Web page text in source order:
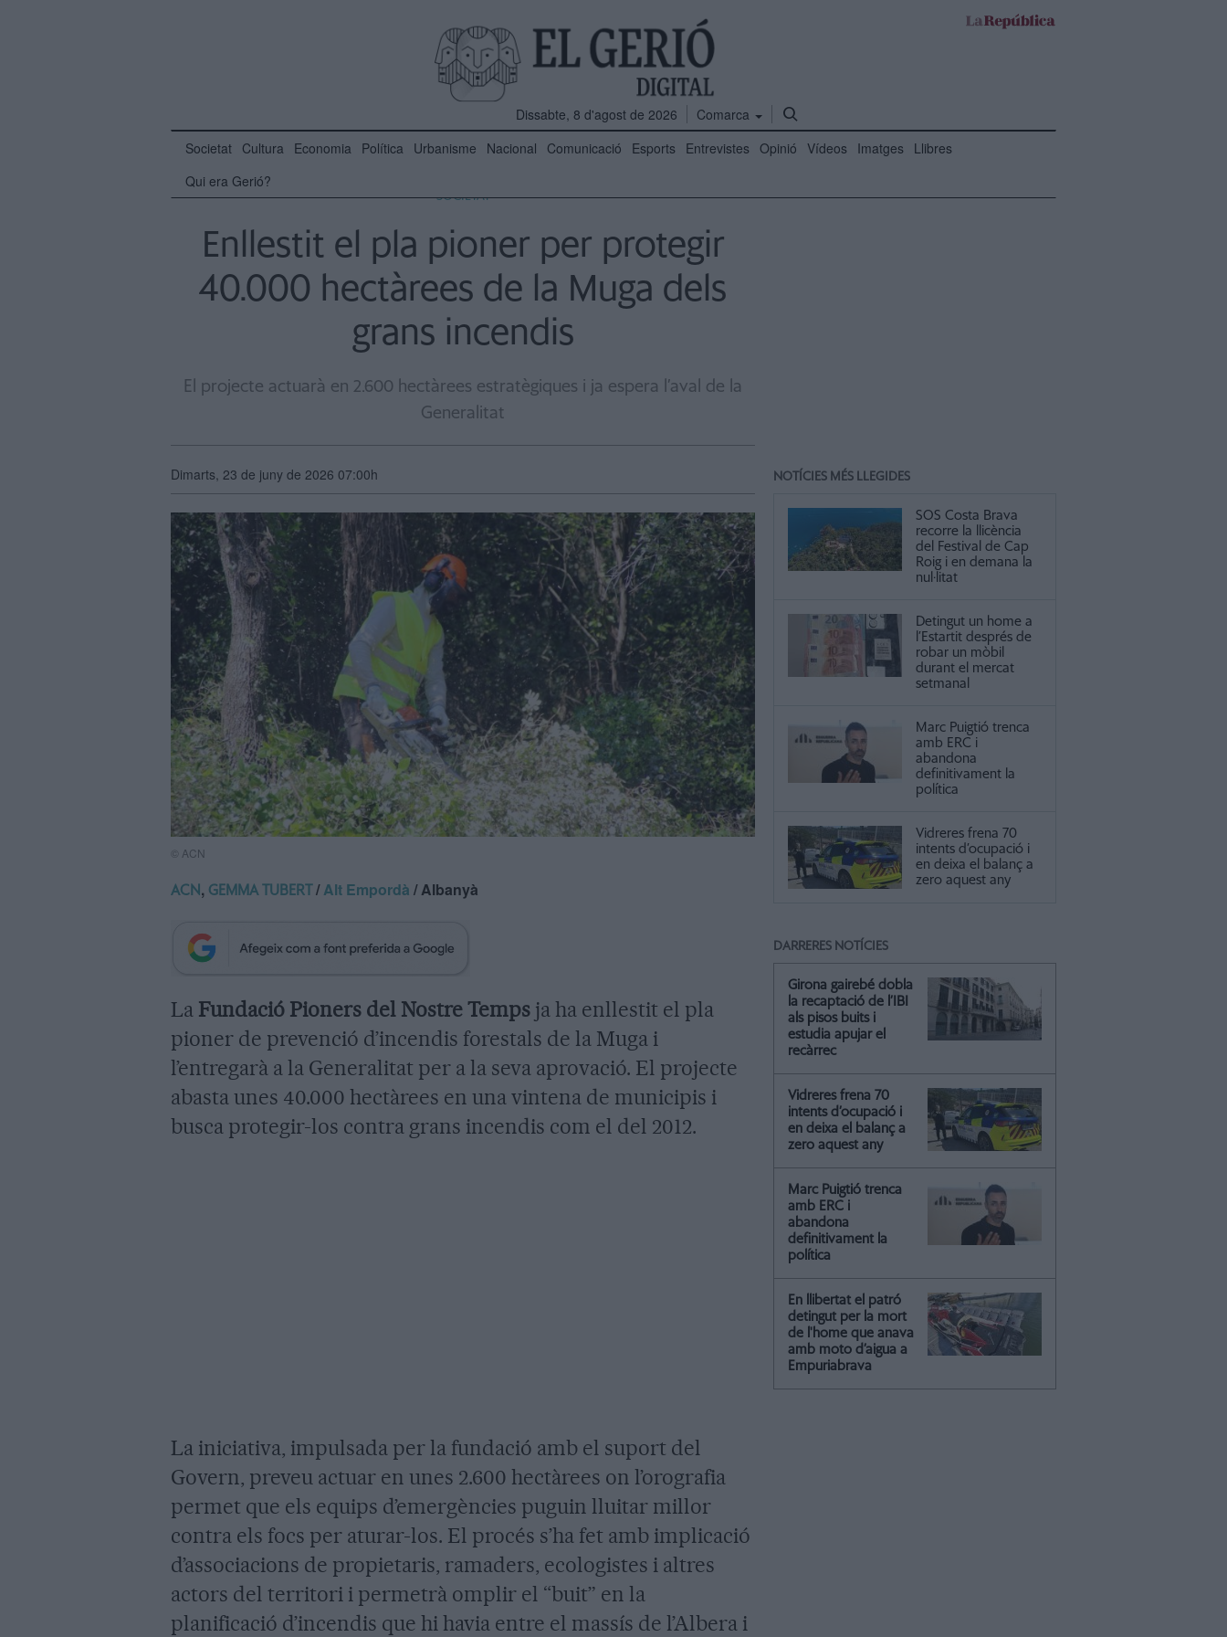
Dissabte, 8 d'agost de 2026
Comarca
Societat Cultura Economia Política Urbanisme Nacional Comunicació Esports Entrevistes Opinió Vídeos Imatges Llibres
Qui era Gerió?
SOCIETAT
Enllestit el pla pioner per protegir
40.000 hectàrees de la Muga dels
grans incendis
El projecte actuarà en 2.600 hectàrees estratègiques i ja espera l’aval de la
Generalitat
Dimarts, 23 de juny de 2026 07:00h
© ACN
ACN , GEMMA TUBERT /Alt Empordà / Albanyà
La Fundació Pioners del Nostre Temps ja ha enllestit el pla
pioner de prevenció d’incendis forestals de la Muga i
l’entregarà a la Generalitat per a la seva aprovació. El projecte
abasta unes 40.000 hectàrees en una vintena de municipis i
busca protegir-los contra grans incendis com el del 2012.
La iniciativa, impulsada per la fundació amb el suport del
Govern, preveu actuar en unes 2.600 hectàrees on l’orografia
permet que els equips d’emergències puguin lluitar millor
contra els focs per aturar-los. El procés s’ha fet amb implicació
d’associacions de propietaris, ramaders, ecologistes i altres
actors del territori i permetrà omplir el “buit” en la
planificació d’incendis que hi havia entre el massís de l’Albera i
NOTÍCIES MÉS LLEGIDES
SOS Costa Brava
recorre la llicència
del Festival de Cap
Roig i en demana la
nul·litat
Detingut un home a
l’Estartit després de
robar un mòbil
durant el mercat
setmanal
Marc Puigtió trenca
amb ERC i
abandona
definitivament la
política
Vidreres frena 70
intents d’ocupació i
en deixa el balanç a
zero aquest any
DARRERES NOTÍCIES
Girona gairebé dobla
la recaptació de l’IBI
als pisos buits i
estudia apujar el
recàrrec
Vidreres frena 70
intents d’ocupació i
en deixa el balanç a
zero aquest any
Marc Puigtió trenca
amb ERC i
abandona
definitivament la
política
En llibertat el patró
detingut per la mort
de l'home que anava
amb moto d’aigua a
Empuriabrava